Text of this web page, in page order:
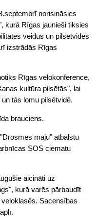
norisināsies
kurā Rīgas jaunieši tiksies
veidus un pilsētvides
izstrādās Rīgas
Rīgas velokonference,
kultūra pilsētās", lai
tās lomu pilsētvidē.
brauciens.
māju" atbalstu
SOS ciematu
aicināti uz
kurā varēs pārbaudīt
Sacensības